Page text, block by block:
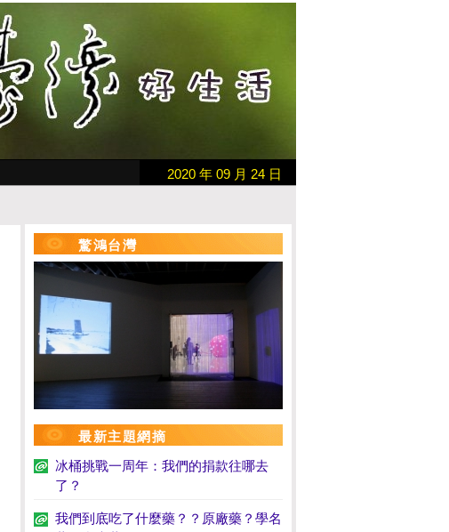
2020 年 09 月 24 日
驚鴻台灣
最新主題網摘
冰桶挑戰一周年：我們的捐款往哪去
了？
我們到底吃了什麼藥？？原廠藥？學名